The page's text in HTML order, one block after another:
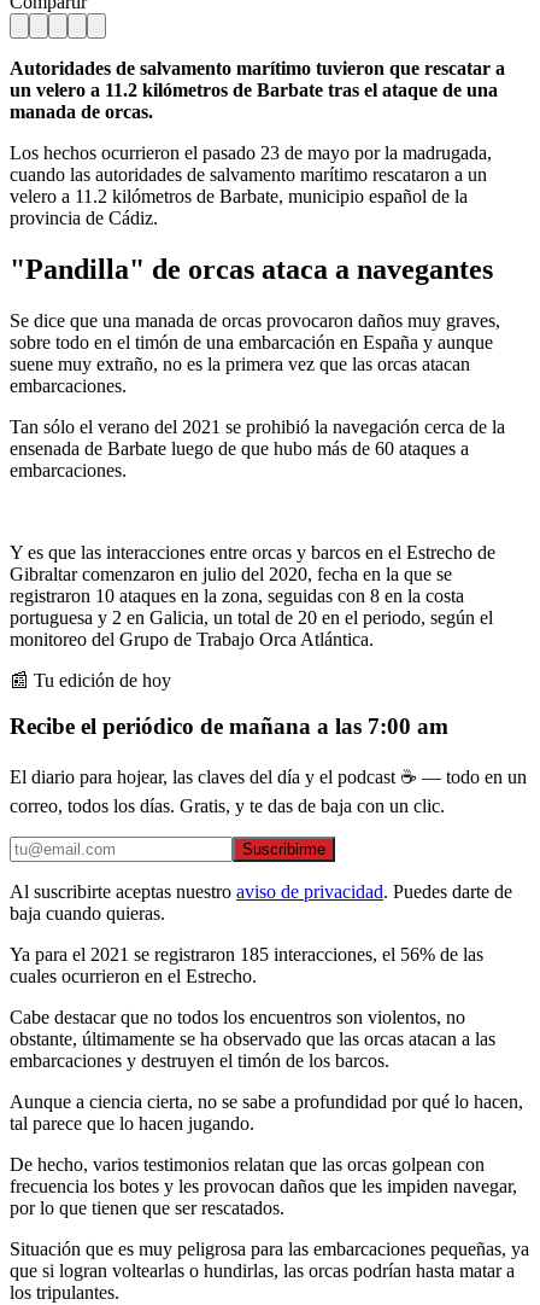
Autoridades de salvamento marítimo tuvieron que rescatar a
un velero a 11.2 kilómetros de Barbate tras el ataque de una
manada de orcas.
Los hechos ocurrieron el pasado 23 de mayo por la madrugada,
cuando las autoridades de salvamento marítimo rescataron a un
velero a 11.2 kilómetros de Barbate, municipio español de la
provincia de Cádiz.
"Pandilla" de orcas ataca a navegantes
Se dice que una manada de orcas provocaron daños muy graves,
sobre todo en el timón de una embarcación en España y aunque
suene muy extraño, no es la primera vez que las orcas atacan
embarcaciones.
Tan sólo el verano del 2021 se prohibió la navegación cerca de la
ensenada de Barbate luego de que hubo más de 60 ataques a
embarcaciones.
Y es que las interacciones entre orcas y barcos en el Estrecho de
Gibraltar comenzaron en julio del 2020, fecha en la que se
registraron 10 ataques en la zona, seguidas con 8 en la costa
portuguesa y 2 en Galicia, un total de 20 en el periodo, según el
monitoreo del Grupo de Trabajo Orca Atlántica.
📰 Tu edición de hoy
Recibe el periódico de mañana a las 7:00 am
El diario para hojear, las claves del día y el podcast ☕ — todo en un
correo, todos los días. Gratis, y te das de baja con un clic.
Suscribirme
Al suscribirte aceptas nuestro aviso de privacidad. Puedes darte de
baja cuando quieras.
Ya para el 2021 se registraron 185 interacciones, el 56% de las
cuales ocurrieron en el Estrecho.
Cabe destacar que no todos los encuentros son violentos, no
obstante, últimamente se ha observado que las orcas atacan a las
embarcaciones y destruyen el timón de los barcos.
Aunque a ciencia cierta, no se sabe a profundidad por qué lo hacen,
tal parece que lo hacen jugando.
De hecho, varios testimonios relatan que las orcas golpean con
frecuencia los botes y les provocan daños que les impiden navegar,
por lo que tienen que ser rescatados.
Situación que es muy peligrosa para las embarcaciones pequeñas, ya
que si logran voltearlas o hundirlas, las orcas podrían hasta matar a
los tripulantes.